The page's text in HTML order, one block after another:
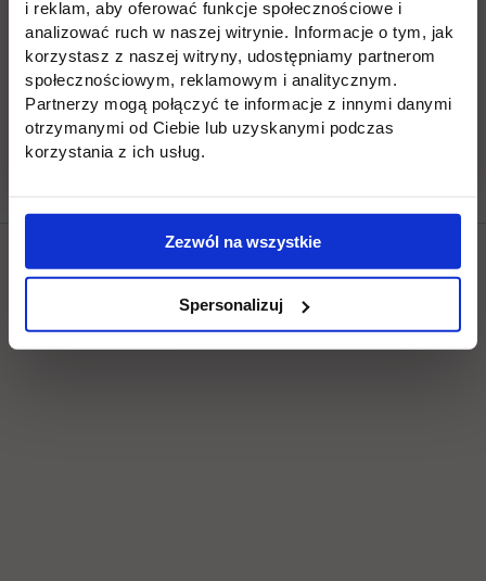
i reklam, aby oferować funkcje społecznościowe i
analizować ruch w naszej witrynie. Informacje o tym, jak
korzystasz z naszej witryny, udostępniamy partnerom
społecznościowym, reklamowym i analitycznym.
Partnerzy mogą połączyć te informacje z innymi danymi
otrzymanymi od Ciebie lub uzyskanymi podczas
korzystania z ich usług.
Zezwól na wszystkie
Spersonalizuj
tel. (22) 262 88 89,
rekrutacja.jagiellonska@uth.edu.pl
Social & media UTH
Zobacz, co u nas słychać
Filter network:
All